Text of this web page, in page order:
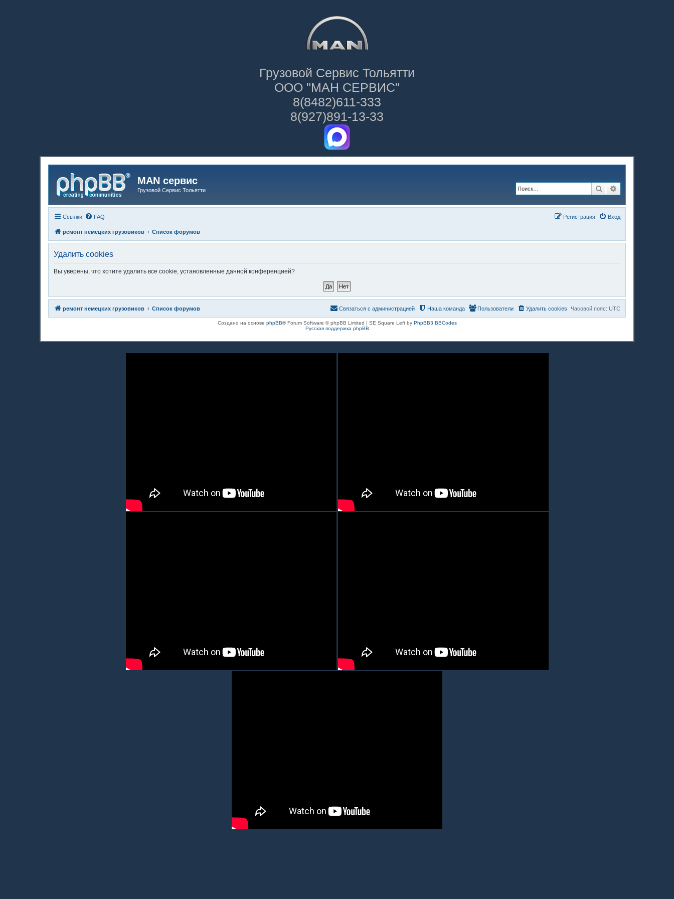
Грузовой Сервис Тольятти
ООО "МАН СЕРВИС"
8(8482)611-333
8(927)891-13-33
MAN сервис
Грузовой Сервис Тольятти Поиск
Ссылки FAQ Вход
Регистрация
ремонт немецких грузовиков Список форумов
Удалить cookies
Вы уверены, что хотите удалить все cookie, установленные данной конференцией?
ремонт немецких грузовиков Список форумов Часовой пояс: UTC
Удалить cookies
Пользователи
Наша команда
Связаться с администрацией
Создано на основе phpBB® Forum Software © phpBB Limited | SE Square Left by PhpBB3 BBCodes
Русская поддержка phpBB